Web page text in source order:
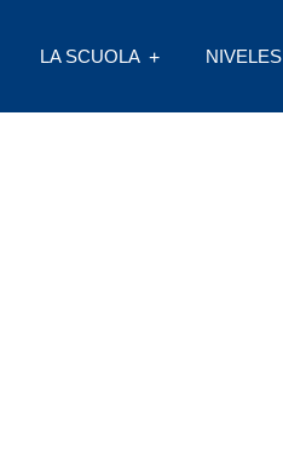
LA SCUOLA NIVELES